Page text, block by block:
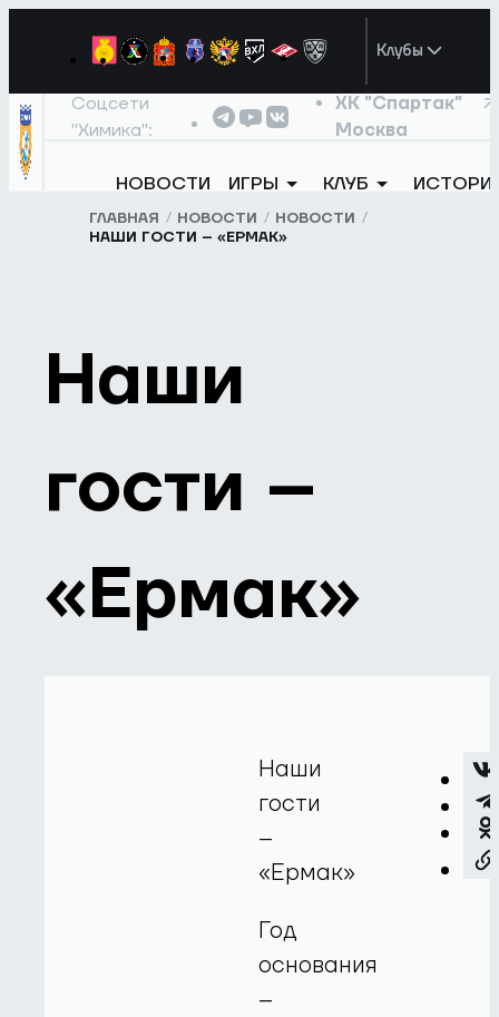
Клубы
Соцсети
"Химика":
ХК "Спартак"
Москва
НОВОСТИ ИГРЫ КЛУБ
ГЛАВНАЯ НОВОСТИ
НОВОСТИ
НАШИ ГОСТИ – «ЕРМАК»
Наши
гости –
«Ермак»
Наши
гости
–
«Ермак»
Год
основания
–